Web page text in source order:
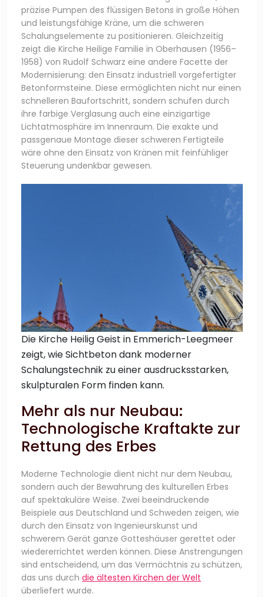
präzise Pumpen des flüssigen Betons in große Höhen
und leistungsfähige Kräne, um die schweren
Schalungselemente zu positionieren. Gleichzeitig
zeigt die Kirche Heilige Familie in Oberhausen (1956–
1958) von Rudolf Schwarz eine andere Facette der
Modernisierung: den Einsatz industriell vorgefertigter
Betonformsteine. Diese ermöglichten nicht nur einen
schnelleren Baufortschritt, sondern schufen durch
ihre farbige Verglasung auch eine einzigartige
Lichtatmosphäre im Innenraum. Die exakte und
passgenaue Montage dieser schweren Fertigteile
wäre ohne den Einsatz von Kränen mit feinfühliger
Steuerung undenkbar gewesen.
Die Kirche Heilig Geist in Emmerich-Leegmeer
zeigt, wie Sichtbeton dank moderner
Schalungstechnik zu einer ausdrucksstarken,
skulpturalen Form finden kann.
Mehr als nur Neubau:
Technologische Kraftakte zur
Rettung des Erbes
Moderne Technologie dient nicht nur dem Neubau,
sondern auch der Bewahrung des kulturellen Erbes
auf spektakuläre Weise. Zwei beeindruckende
Beispiele aus Deutschland und Schweden zeigen, wie
durch den Einsatz von Ingenieurskunst und
schwerem Gerät ganze Gotteshäuser gerettet oder
wiedererrichtet werden können. Diese Anstrengungen
sind entscheidend, um das Vermächtnis zu schützen,
das uns durch die ältesten Kirchen der Welt
überliefert wurde.